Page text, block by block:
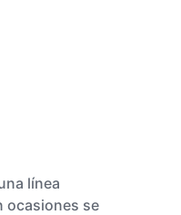
línea
ocasiones se